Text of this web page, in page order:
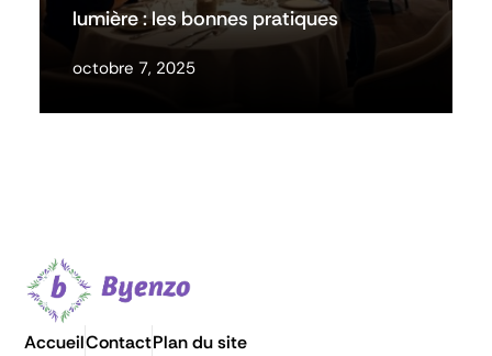
lumière : les bonnes pratiques
octobre 7, 2025
AccueilContactPlan du site